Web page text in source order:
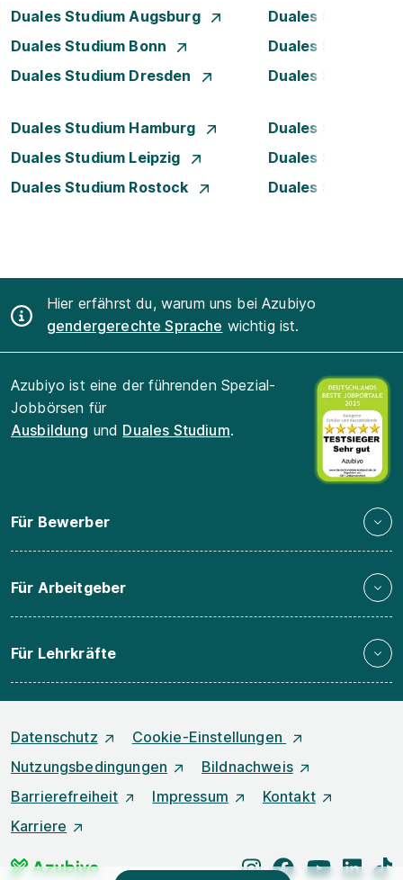
Duales Studium Augsburg
Duales Studium
Duales Studium Bonn
Duales Studium
Duales Studium Dresden
Duales Studium
Duales Studium Hamburg
Duales Studium
Duales Studium Leipzig
Duales Studium
Duales Studium Rostock
Duales Studium
Hier erfährst du, warum uns bei Azubiyo
gendergerechte Sprache wichtig ist.
Azubiyo ist eine der führenden Spezial-
Jobbörsen für
Ausbildung und Duales Studium.
Für Bewerber
Für Arbeitgeber
Für Lehrkräfte
Datenschutz
Cookie-Einstellungen
Nutzungsbedingungen
Bildnachweis
Barrierefreiheit
Impressum
Kontakt
Karriere
instagram
facebook
youtube